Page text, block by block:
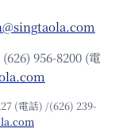
(626) 956-8200 (電
(電話) /(626) 239-